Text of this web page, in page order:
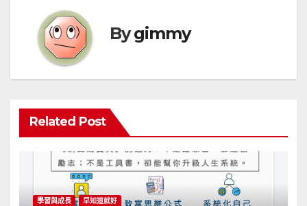
覽
Bygimmy
Related Post
學習與成長 早知道就好